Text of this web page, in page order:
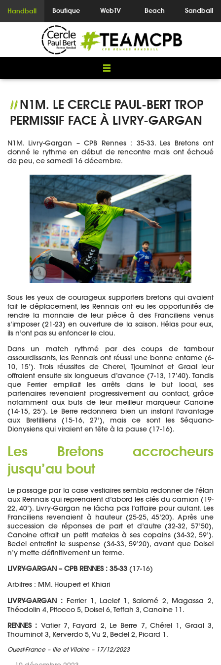
Handball Boutique WebTV Beach Sandball
//N1M. LE CERCLE PAUL-BERT TROP
PERMISSIF FACE À LIVRY-GARGAN
N1M. Livry-Gargan – CPB Rennes : 35-33. Les Bretons ont
donné le rythme en début de rencontre mais ont échoué
de peu, ce samedi 16 décembre.
Sous les yeux de courageux supporters bretons qui avaient
fait le déplacement, les Rennais ont eu les opportunités de
rendre la monnaie de leur pièce à des Franciliens venus
s’imposer (21-23) en ouverture de la saison. Hélas pour eux,
ils n’ont pas su enfoncer le clou.
Dans un match rythmé par des coups de tambour
assourdissants, les Rennais ont réussi une bonne entame (6-
10, 15’). Trois réussites de Cherel, Tjouminot et Graal leur
offraient ensuite six longueurs d’avance (7-13, 17’40). Tandis
que Ferrier empilait les arrêts dans le but local, ses
partenaires revenaient progressivement au contact, grâce
notamment aux buts de leur meilleur marqueur Canoine
(14-15, 25’). Le Berre redonnera bien un instant l’avantage
aux Bretilliens (15-16, 27’), mais ce sont les Séquano-
Dionysiens qui viraient en tête à la pause (17-16).
Les Bretons accrocheurs
jusqu’au bout
Le passage par la case vestiaires sembla redonner de l’élan
aux Rennais qui reprenaient d’abord les clés du camion (19-
22, 40’). Livry-Gargan ne lâcha pas l’affaire pour autant. Les
Franciliens revenaient à hauteur (25-25, 45’20). Après une
succession de réponses de part et d’autre (32-32, 57’50),
Canoine offrait un petit matelas à ses copains (34-32, 59’).
Bedel entretint le suspense (34-33, 59’20), avant que Doisel
n’y mette définitivement un terme.
LIVRY-GARGAN – CPB RENNES : 35-33 (17-16)
Arbitres : MM. Houpert et Khiari
LIVRY-GARGAN :Ferrier 1, Laclef 1, Salomé 2, Magassa 2,
Théodolin 4, Pitocco 5, Doisel 6, Teffah 3, Canoine 11.
RENNES : Vatier 7, Fayard 2, Le Berre 7, Chérel 1, Graal 3,
Thouminot 3, Kerverdo 5, Vu 2, Bedel 2, Picard 1.
Ouest-France – Ille et Vilaine – 17/12/2023